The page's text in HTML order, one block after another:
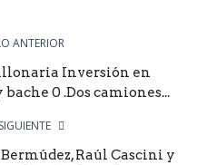
ANTERIOR
Inversión en
0 .Dos camiones...
Raúl Cascini y